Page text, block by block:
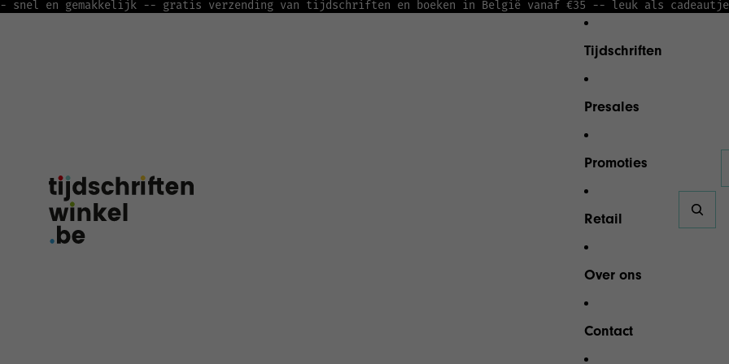
- snel en gemakkelijk -- gratis verzending van tijdschriften en boeken in België vanaf €35 -- leuk als
Tijdschriften
Presales
Promoties
Retail
Over ons
Contact